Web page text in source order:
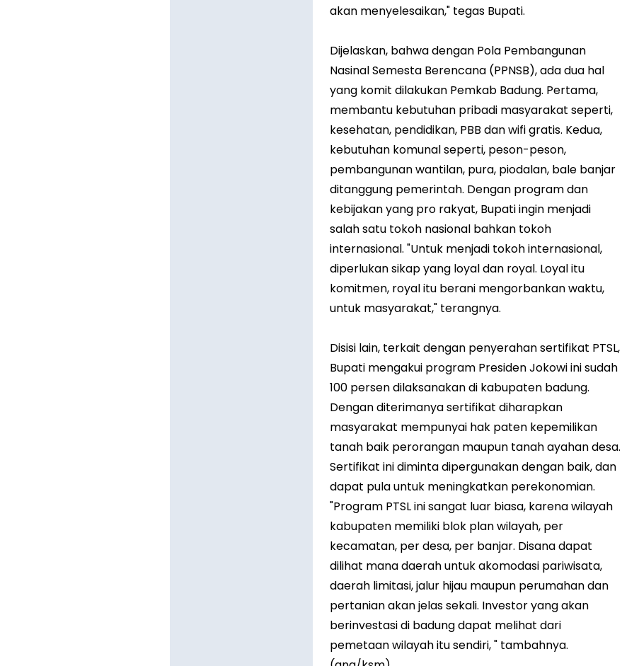
akan menyelesaikan," tegas Bupati.
Dijelaskan, bahwa dengan Pola Pembangunan
Nasinal Semesta Berencana (PPNSB), ada dua hal
yang komit dilakukan Pemkab Badung. Pertama,
membantu kebutuhan pribadi masyarakat seperti,
kesehatan, pendidikan, PBB dan wifi gratis. Kedua,
kebutuhan komunal seperti, peson-peson,
pembangunan wantilan, pura, piodalan, bale banjar
ditanggung pemerintah. Dengan program dan
kebijakan yang pro rakyat, Bupati ingin menjadi
salah satu tokoh nasional bahkan tokoh
internasional. "Untuk menjadi tokoh internasional,
diperlukan sikap yang loyal dan royal. Loyal itu
komitmen, royal itu berani mengorbankan waktu,
untuk masyarakat," terangnya.
Disisi lain, terkait dengan penyerahan sertifikat PTSL,
Bupati mengakui program Presiden Jokowi ini sudah
100 persen dilaksanakan di kabupaten badung.
Dengan diterimanya sertifikat diharapkan
masyarakat mempunyai hak paten kepemilikan
tanah baik perorangan maupun tanah ayahan desa.
Sertifikat ini diminta dipergunakan dengan baik, dan
dapat pula untuk meningkatkan perekonomian.
"Program PTSL ini sangat luar biasa, karena wilayah
kabupaten memiliki blok plan wilayah, per
kecamatan, per desa, per banjar. Disana dapat
dilihat mana daerah untuk akomodasi pariwisata,
daerah limitasi, jalur hijau maupun perumahan dan
pertanian akan jelas sekali. Investor yang akan
berinvestasi di badung dapat melihat dari
pemetaan wilayah itu sendiri, " tambahnya.